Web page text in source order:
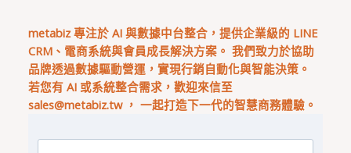
metabiz 專注於 AI 與數據中台整合，提供企業級的 LINE
CRM、電商系統與會員成長解決方案。 我們致力於協助
品牌透過數據驅動營運，實現行銷自動化與智能決策。
若您有 AI 或系統整合需求，歡迎來信至
sales@metabiz.tw， 一起打造下一代的智慧商務體驗。